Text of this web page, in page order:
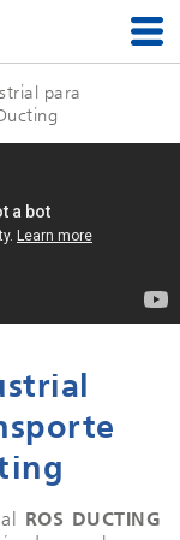
para
ROS DUCTING